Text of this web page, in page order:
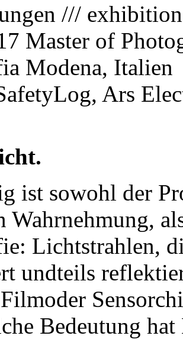
///
Master of
Modena, Italien
Ars
ist sowohl der
Wahrnehmung,
Lichtstrahlen,
undteils
Bedeutung